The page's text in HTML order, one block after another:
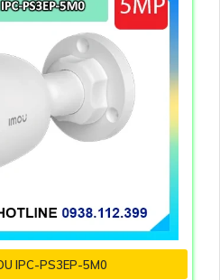
IPC-PS3EP-5M0